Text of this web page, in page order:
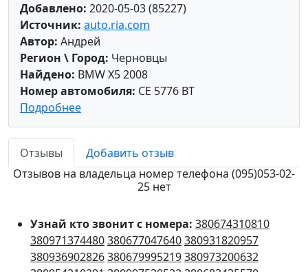
Добавлено: 2020-05-03 (85227)
Источник: auto.ria.com
Автор: Андрей
Регион \ Город: Черновцы
Найдено: BMW X5 2008
Номер автомобиля: CE 5776 BT
Подробнее
Отзывы
Добавить отзыв
Отзывов на владельца номер телефона (095)053-02-
25 нет
Узнай кто звонит с номера: 380674310810
380971374480380677047640380931820957
380936902826380679995219380973200632